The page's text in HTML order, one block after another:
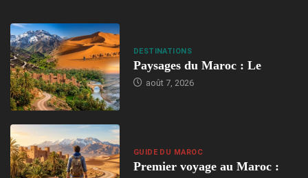
DESTINATIONS
Paysages du Maroc : Le
août 7, 2026
GUIDE DU MAROC
Premier voyage au Maroc :